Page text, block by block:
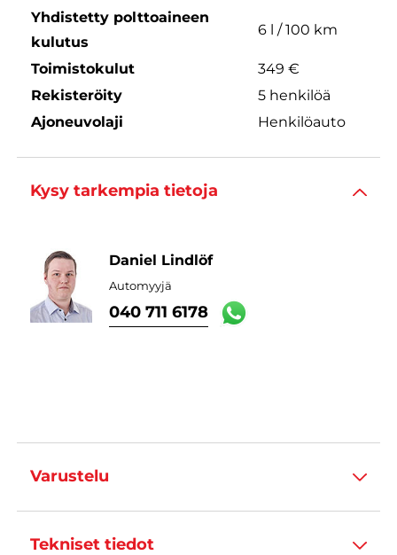
Yhdistetty polttoaineen
kulutus
6 l / 100 km
Toimistokulut
349 €
Rekisteröity
5 henkilöä
Ajoneuvolaji
Henkilöauto
Kysy tarkempia tietoja
Daniel Lindlöf
Automyyjä
040 711 6178
Varustelu
Tekniset tiedot